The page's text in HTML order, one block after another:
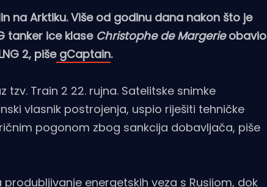
na Arktiku. Više od godinu dana nakon što je
tanker ice klaseChristophe de Margerieobavio
2, pišegCaptain.
tzv. Train 2 22. rujna. Satelitske snimke
vlasnik postrojenja, uspio riješiti tehničke
pogonom zbog sankcija dobavljača, piše
energetskih veza s Rusijom, dok